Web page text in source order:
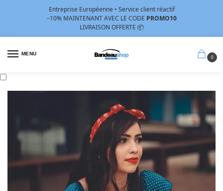
Entreprise Européenne • Service client réactif
–10% MAINTENANT AVEC LE CODE PROMO10
LIVRAISON OFFERTE 📦
MENU
0